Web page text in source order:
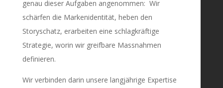
genau dieser Aufgaben angenommen: Wir
schärfen die Markenidentität, heben den
Storyschatz, erarbeiten eine schlagkräftige
Strategie, worin wir greifbare Massnahmen
definieren.
Wir verbinden darin unsere langjährige Expertise